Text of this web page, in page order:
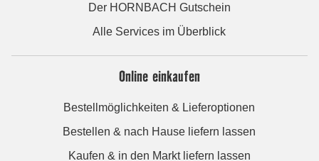
Der HORNBACH Gutschein
Alle Services im Überblick
Online einkaufen
Bestellmöglichkeiten & Lieferoptionen
Bestellen & nach Hause liefern lassen
Kaufen & in den Markt liefern lassen